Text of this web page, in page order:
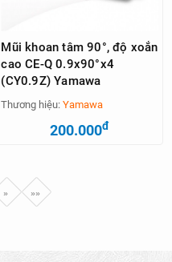
Mũi khoan tâm 90°, độ xoắn
cao CE-Q 0.9x90°x4
(CY0.9Z) Yamawa
Thương hiệu:Yamawa
200.000đ
» »»